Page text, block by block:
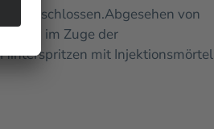
geschlossen.Abgesehen von
im Zuge der
mit Injektionsmörtel